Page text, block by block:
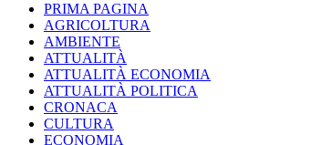
PRIMA PAGINA
AGRICOLTURA
AMBIENTE
ATTUALITÀ
ATTUALITÀ ECONOMIA
ATTUALITÀ POLITICA
CRONACA
CULTURA
ECONOMIA